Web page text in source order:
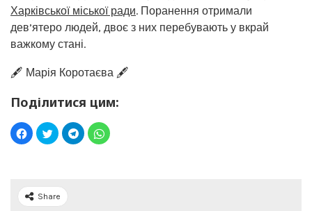
Харківської міської ради. Поранення отримали
дев’ятеро людей, двоє з них перебувають у вкрай
важкому стані.
🖋️ Марія Коротаєва 🖋️
Поділитися цим:
Share